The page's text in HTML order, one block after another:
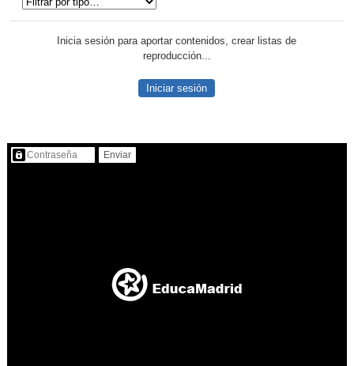
Inicia sesión para aportar contenidos, crear listas de
reproducción...
Iniciar sesión
Contenido protegido…